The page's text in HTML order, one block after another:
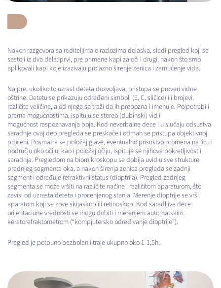
Nakon razgovora sa roditeljima o razlozima dolaska, sledi pregled koji se
sastoji iz dva dela: prvi, pre primene kapi za oči i drugi, nakon što smo
aplikovali kapi koje izazivaju prolazno širenje zenica i zamućenje vida.
Najpre, ukoliko to uzrast deteta dozvoljava, pristupa se proveri vidne
oštrine. Detetu se prikazuju određeni simboli (E, C, sličice) ili brojevi,
različite veličine, a od njega se traži da ih prepozna i imenuje. Po potrebi i
prema mogućnostima, ispituju se stereo (dubinski) vid i
mogućnost raspoznavanja boja. Kod neverbalne dece i u slučaju odsustva
saradnje ovaj deo pregleda se preskače i odmah se pristupa objektivnoj
proceni. Posmatra se položaj glave, eventualno prisustvo promena na licu i
području oko očiju, kao i položaj očiju, ispituje se njihova pokretljivost i
saradnja. Pregledom na biomikroskopu se dobija uvid u sve strukture
prednjeg segmenta oka, a nakon širenja zenica pregleda se zadnji
segment i određuje refraktivni status (dioptrija). Pregled zadnjeg
segmenta se može vršiti na različite načine i različitom aparaturom, što
zavisi od uzrasta deteta i procenjenog stanja. Merenje dioptrije se vrši
aparatom koji se zove skijaskop ili retinoskop. Kod saradljive dece
orijentacione vrednosti se mogu dobiti i merenjem automatskim
keratorefraktometrom (“kompjutersko određivanje dioptrije”).
Pregled je potpuno bezbolan i traje ukupno oko 1-1,5h.